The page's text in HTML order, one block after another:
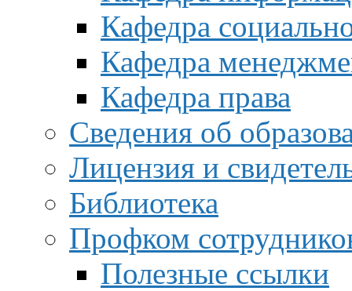
Кафедра
Кафедра
Кафедра права
Сведения об
Лицензия и
Библиотека
Профком
Полезные ссылки